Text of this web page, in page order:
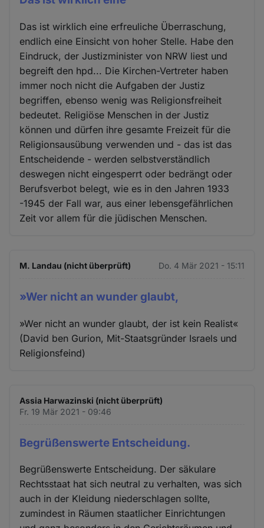
Das ist wirklich eine erfreuliche Überraschung,
endlich eine Einsicht von hoher Stelle. Habe den
Eindruck, der Justizminister von NRW liest und
begreift den hpd... Die Kirchen-Vertreter haben
immer noch nicht die Aufgaben der Justiz
begriffen, ebenso wenig was Religionsfreiheit
bedeutet. Religiöse Menschen in der Justiz
können und dürfen ihre gesamte Freizeit für die
Religionsausübung verwenden und - das ist das
Entscheidende - werden selbstverständlich
deswegen nicht eingesperrt oder bedrängt oder
Berufsverbot belegt, wie es in den Jahren 1933
-1945 der Fall war, aus einer lebensgefährlichen
Zeit vor allem für die jüdischen Menschen.
M. Landau (nicht überprüft) Do. 4 Mär 2021 - 15:11
»Wer nicht an wunder glaubt,
»Wer nicht an wunder glaubt, der ist kein Realist«
(David ben Gurion, Mit-Staatsgründer Israels und
Religionsfeind)
Assia Harwazinski (nicht überprüft)
Fr. 19 Mär 2021 - 09:46
Begrüßenswerte Entscheidung.
Begrüßenswerte Entscheidung. Der säkulare
Rechtsstaat hat sich neutral zu verhalten, was sich
auch in der Kleidung niederschlagen sollte,
zumindest in Räumen staatlicher Einrichtungen